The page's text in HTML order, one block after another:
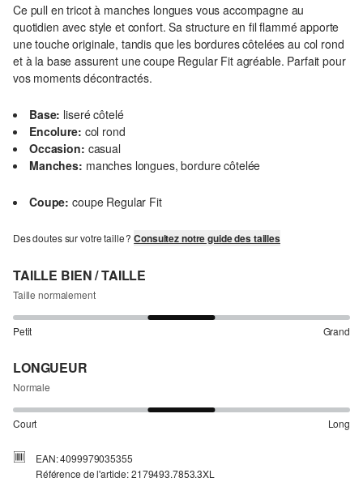
Ce pull en tricot à manches longues vous accompagne au
quotidien avec style et confort. Sa structure en fil flammé apporte
une touche originale, tandis que les bordures côtelées au col rond
et à la base assurent une coupe Regular Fit agréable. Parfait pour
vos moments décontractés.
Base: liseré côtelé
Encolure: col rond
Occasion: casual
Manches: manches longues, bordure côtelée
Coupe: coupe Regular Fit
Des doutes sur votre taille ?Consultez notre guide des tailles
TAILLE BIEN / TAILLE
Taille normalement
Petit Grand
LONGUEUR
Normale
Court Long
EAN: 4099979035355
Référence de l'article: 2179493.7853.3XL